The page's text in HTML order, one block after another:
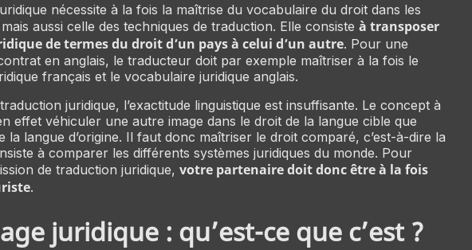
nécessite à la fois la maîtrise du vocabulaire du droit dans les
aussi celle des techniques de traduction. Elle consiste à transposer
de termes du droit d’un pays à celui d’un autre. Pour une
en anglais, le traducteur doit par exemple maîtriser à la fois le
français et le vocabulaire juridique anglais.
juridique, l’exactitude linguistique est insuffisante. Le concept à
effet véhiculer une autre image dans le droit de la langue cible que
la langue d’origine. Il faut donc maîtriser le droit comparé, c’est-à-dire la
à comparer les différents systèmes juridiques du monde. Pour
de traduction juridique, votre partenaire doit donc être à la fois
.
juridique : qu’est-ce que c’est ?